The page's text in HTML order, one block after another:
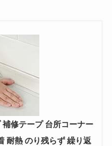
修テープ 台所コーナー
耐熱 のり残らず 繰り返